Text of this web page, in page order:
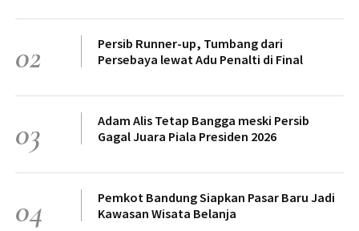
02
Persib Runner-up, Tumbang dari
Persebaya lewat Adu Penalti di Final
03
Adam Alis Tetap Bangga meski Persib
Gagal Juara Piala Presiden 2026
04
Pemkot Bandung Siapkan Pasar Baru Jadi
Kawasan Wisata Belanja